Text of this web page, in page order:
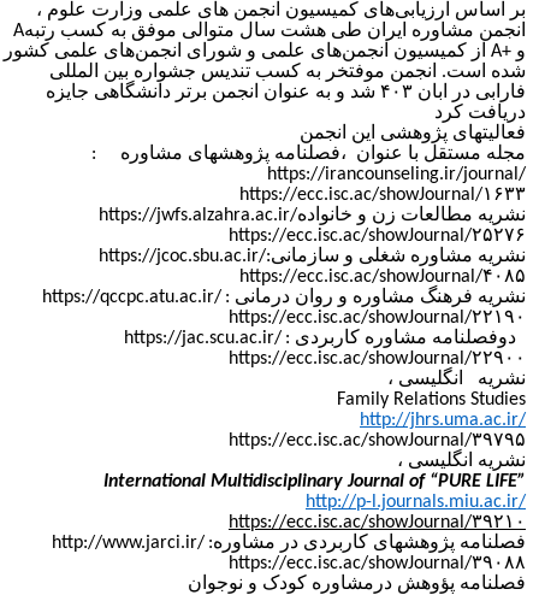
بر اساس ارزیابی‌های کمیسیون انجمن های علمی وزارت علوم ،
انجمن مشاوره ایران طی هشت سال متوالی موفق به کسب رتبهA
A+از کمیسیون انجمن‌های علمی و شورای انجمن‌های علمی کشور
شده است. انجمن موفتخر به کسب تندیس جشواره بین المللی
فارابی در ابان ۴۰۳ شد و به عنوان انجمن برتر دانشگاهی جایزه
دریافت کرد
فعالیتهای پژوهشی این انجمن
مجله مستقل با عنوان ،فصلنامه پژوهشهای مشاوره :
https://irancounseling.ir/journal/
https://ecc.isc.ac/showJournal/۱۶۳۳
نشریه مطالعات زن و خانوادهhttps://jwfs.alzahra.ac.ir/
https://ecc.isc.ac/showJournal/۲۵۲۷۶
نشریه مشاوره شغلی و سازمانی: https://jcoc.sbu.ac.ir/
https://ecc.isc.ac/showJournal/۴۰۸۵
نشریه فرهنگ مشاوره و روان درمانی :
https://qccpc.atu.ac.ir/
https://ecc.isc.ac/showJournal/۲۲۱۹۰
دوفصلنامه مشاوره کاربردی :
https://jac.scu.ac.ir/
https://ecc.isc.ac/showJournal/۲۲۹۰۰
نشریه انگلیسی ،
Family Relations Studies
http://jhrs.uma.ac.ir/
https://ecc.isc.ac/showJournal/۳۹۷۹۵
نشریه انگلیسی ،
International Multidisciplinary Journal of “PURE LIFE”
http://p-l.journals.miu.ac.ir/
https://ecc.isc.ac/showJournal/۳۹۲۱۰
فصلنامه پژوهشهای کاربردی در مشاوره: http://www.jarci.ir/
https://ecc.isc.ac/showJournal/۳۹۰۸۸
فصلنامه پؤوهش درمشاوره کودک و نوجوان